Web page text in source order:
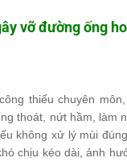
vỡ đường ống
thiếu chuyên
thoát, nứt hầm, làm
không xử lý mùi
chịu kéo dài, ảnh